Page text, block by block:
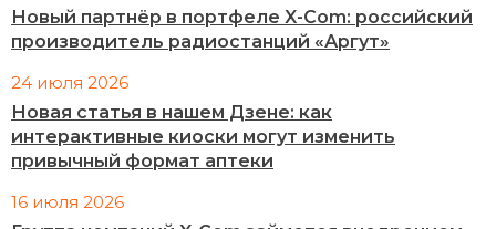
Новый партнёр в портфеле X-Com: российский
производитель радиостанций «Аргут»
24 июля 2026
Новая статья в нашем Дзене: как
интерактивные киоски могут изменить
привычный формат аптеки
16 июля 2026